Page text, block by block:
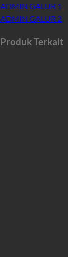
ADMIN GALUR 1
ADMIN GALUR 2
Produk Terkait